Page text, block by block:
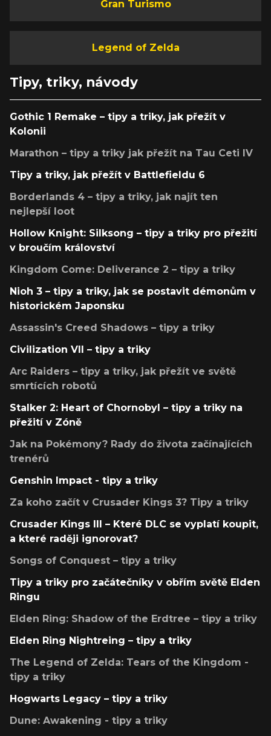
Gran Turismo
Legend of Zelda
Tipy, triky, návody
Gothic 1 Remake – tipy a triky, jak přežít v
Kolonii
Marathon – tipy a triky jak přežít na Tau Ceti IV
Tipy a triky, jak přežít v Battlefieldu 6
Borderlands 4 – tipy a triky, jak najít ten
nejlepší loot
Hollow Knight: Silksong – tipy a triky pro přežití
v broučím království
Kingdom Come: Deliverance 2 – tipy a triky
Nioh 3 – tipy a triky, jak se postavit démonům v
historickém Japonsku
Assassin's Creed Shadows – tipy a triky
Civilization VII – tipy a triky
Arc Raiders – tipy a triky, jak přežít ve světě
smrtících robotů
Stalker 2: Heart of Chornobyl – tipy a triky na
přežití v Zóně
Jak na Pokémony? Rady do života začínajících
trenérů
Genshin Impact - tipy a triky
Za koho začít v Crusader Kings 3? Tipy a triky
Crusader Kings III – Které DLC se vyplatí koupit,
a které raději ignorovat?
Songs of Conquest – tipy a triky
Tipy a triky pro začátečníky v obřím světě Elden
Ringu
Elden Ring: Shadow of the Erdtree – tipy a triky
Elden Ring Nightreing – tipy a triky
The Legend of Zelda: Tears of the Kingdom -
tipy a triky
Hogwarts Legacy – tipy a triky
Dune: Awakening - tipy a triky